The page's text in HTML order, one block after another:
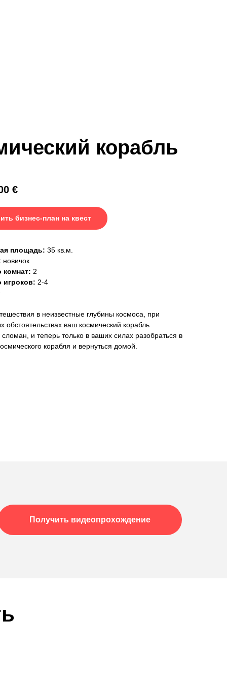
корабль
€
бизнес-план на квест
площадь: 35 кв.м.
новичок
комнат: 2
игроков: 2-4
в неизвестные глубины космоса, при
обстоятельствах ваш космический корабль
сломан, и теперь только в ваших силах разобраться в
корабля и вернуться домой.
Получить видеопрохождение